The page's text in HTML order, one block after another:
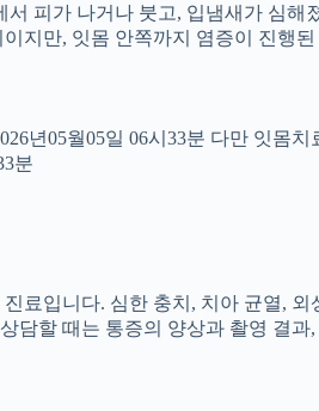
피가 나거나 붓고, 입냄새가 심해
지만, 잇몸 안쪽까지 염증이 진행
년05월05일 06시33분 다만 잇몸
분
료입니다. 심한 충치, 치아 균열,
담할 때는 통증의 양상과 촬영 결과